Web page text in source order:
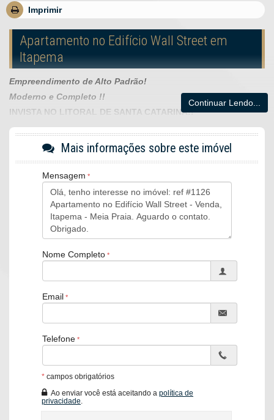
Imprimir
Apartamento no Edifício Wall Street em
Itapema
Empreendimento de Alto Padrão!
Moderno e Completo !!
INVISTA NO LITORAL DE SANTA CATARINA!!
O Empreendimento:
02 Torres
31 Andares
02 Apartamentos por andar
03 Elevadores por torre
Área de Lazer
Piscinas adulto e infantil
Boliche
Espaço Gourmet
Academia
Sala de game
Cinema
02 Salões de Festas
Brinquedoteca
Sala de massagem
Continuar Lendo...
Mais informações sobre este imóvel
Mensagem
Nome Completo
Email
Telefone
* campos obrigatórios
Ao enviar você está aceitando a política de
privacidade